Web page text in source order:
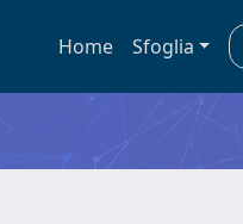
Home Sfoglia